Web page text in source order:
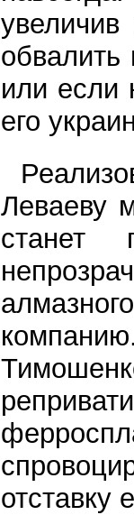
или если
его
Леваеву
станет
отставку